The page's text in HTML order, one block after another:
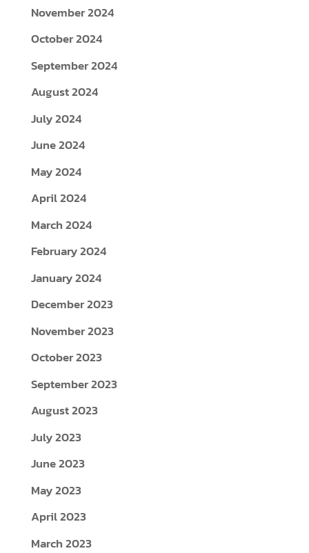
November 2024
October 2024
September 2024
August 2024
July 2024
June 2024
May 2024
April 2024
March 2024
February 2024
January 2024
December 2023
November 2023
October 2023
September 2023
August 2023
July 2023
June 2023
May 2023
April 2023
March 2023